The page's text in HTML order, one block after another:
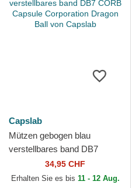
Capslab
Mützen gebogen blau
verstellbares band DB7
CORB Capsule Corporation
Dragon Ball von Capslab
34,95 CHF
Erhalten Sie es bis 11 - 12 Aug.